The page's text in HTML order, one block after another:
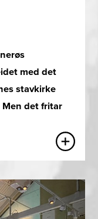
med det
stavkirke
det fritar